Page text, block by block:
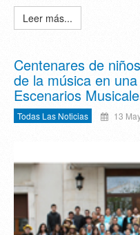
Leer más...
Centenares de
de la música en
Escenarios
Todas Las Noticias 13